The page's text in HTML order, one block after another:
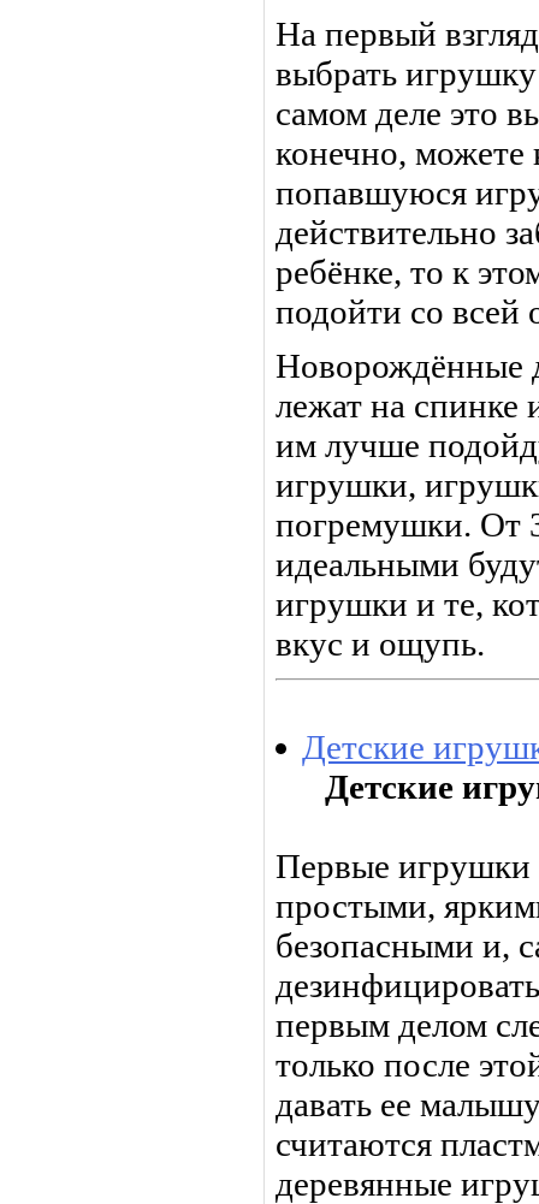
На первый
выбрать
самом деле это
конечно, можете
попавшуюся
действительно
ребёнке, то к
подойти со всей
Новорождённые
лежат на спинке
им лучше
игрушки,
погремушки. От
идеальными
игрушки и те,
вкус и ощупь.
Детские
Детские
Первые
простыми,
безопасными и,
первым делом
только пос­ле
давать ее
считаются
де­ревянные